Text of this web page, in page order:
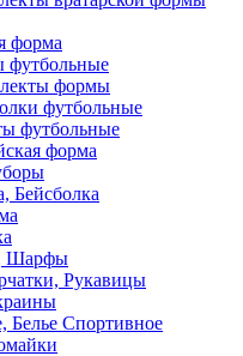
форма
футбольные
формы
футбольные
футбольные
форма
Бейсболка
Шарфы
Рукавицы
Белье Спортивное